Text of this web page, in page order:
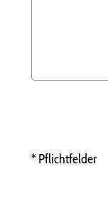
* Pflichtfelder